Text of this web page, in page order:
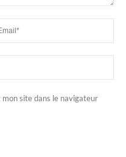
site dans le navigateur